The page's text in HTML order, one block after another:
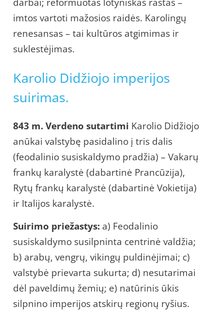
imtos vartoti mažosios raidės. Karolingų
renesansas – tai kultūros atgimimas ir
suklestėjimas.
Karolio Didžiojo imperijos
suirimas.
843 m. Verdeno sutartimi Karolio Didžiojo
anūkai valstybę pasidalino į tris dalis
(feodalinio susiskaldymo pradžia) – Vakarų
frankų karalystė (dabartinė Prancūzija),
Rytų frankų karalystė (dabartinė Vokietija)
ir Italijos karalystė.
Suirimo priežastys: a) Feodalinio
susiskaldymo susilpninta centrinė valdžia;
b) arabų, vengrų, vikingų puldinėjimai; c)
valstybė prievarta sukurta; d) nesutarimai
dėl paveldimų žemių; e) natūrinis ūkis
silpnino imperijos atskirų regionų ryšius.